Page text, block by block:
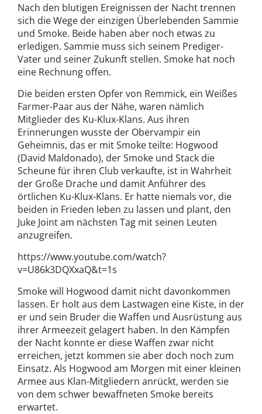
Nach den blutigen Ereignissen der Nacht trennen
sich die Wege der einzigen Überlebenden Sammie
und Smoke. Beide haben aber noch etwas zu
erledigen. Sammie muss sich seinem Prediger-
Vater und seiner Zukunft stellen. Smoke hat noch
eine Rechnung offen.
Die beiden ersten Opfer von Remmick, ein Weißes
Farmer-Paar aus der Nähe, waren nämlich
Mitglieder des Ku-Klux-Klans. Aus ihren
Erinnerungen wusste der Obervampir ein
Geheimnis, das er mit Smoke teilte: Hogwood
(David Maldonado), der Smoke und Stack die
Scheune für ihren Club verkaufte, ist in Wahrheit
der Große Drache und damit Anführer des
örtlichen Ku-Klux-Klans. Er hatte niemals vor, die
beiden in Frieden leben zu lassen und plant, den
Juke Joint am nächsten Tag mit seinen Leuten
anzugreifen.
https://www.youtube.com/watch?
v=U86k3DQXxaQ&t=1s
Smoke will Hogwood damit nicht davonkommen
lassen. Er holt aus dem Lastwagen eine Kiste, in der
er und sein Bruder die Waffen und Ausrüstung aus
ihrer Armeezeit gelagert haben. In den Kämpfen
der Nacht konnte er diese Waffen zwar nicht
erreichen, jetzt kommen sie aber doch noch zum
Einsatz. Als Hogwood am Morgen mit einer kleinen
Armee aus Klan-Mitgliedern anrückt, werden sie
von dem schwer bewaffneten Smoke bereits
erwartet.